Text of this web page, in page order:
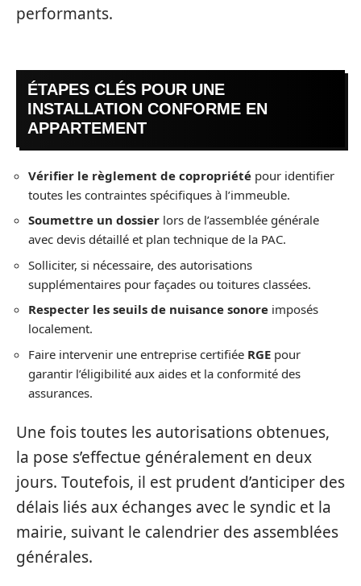
performants.
ÉTAPES CLÉS POUR UNE
INSTALLATION CONFORME EN
APPARTEMENT
Vérifier le règlement de copropriété pour identifier
toutes les contraintes spécifiques à l’immeuble.
Soumettre un dossier lors de l’assemblée générale
avec devis détaillé et plan technique de la PAC.
Solliciter, si nécessaire, des autorisations
supplémentaires pour façades ou toitures classées.
Respecter les seuils de nuisance sonore imposés
localement.
Faire intervenir une entreprise certifiée RGE pour
garantir l’éligibilité aux aides et la conformité des
assurances.
Une fois toutes les autorisations obtenues,
la pose s’effectue généralement en deux
jours. Toutefois, il est prudent d’anticiper des
délais liés aux échanges avec le syndic et la
mairie, suivant le calendrier des assemblées
générales.